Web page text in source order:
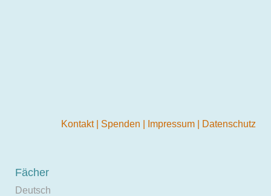
Kontakt Spenden Impressum Datenschutz
Fächer
Deutsch